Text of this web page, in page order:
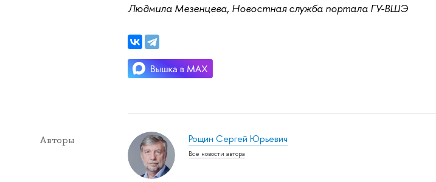
Людмила Мезенцева, Новостная служба портала ГУ-ВШЭ
Авторы Рощин Сергей Юрьевич
Все новости автора